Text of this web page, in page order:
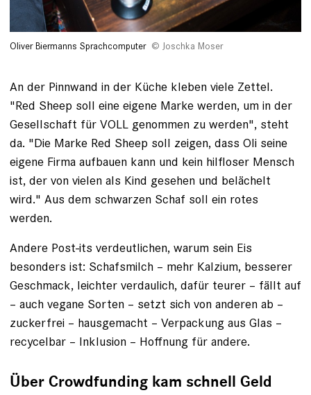
Oliver Biermanns Sprachcomputer Joschka Moser
An der Pinnwand in der Küche kleben viele Zettel.
"Red Sheep soll eine eigene ­Marke werden, um in der
Gesellschaft für VOLL genommen zu werden", steht
da. "Die ­Marke Red Sheep soll zeigen, dass Oli seine
eigene Firma aufbauen kann und kein hilfloser Mensch
ist, der von vielen als Kind gesehen und belächelt
wird." Aus dem schwarzen Schaf soll ein rotes
werden.
Andere Post-its verdeutlichen, warum sein Eis
besonders ist: Schafsmilch – mehr Kalzium, besserer
Geschmack, leichter verdaulich, dafür teurer – fällt auf
– auch vegane Sorten – setzt sich von anderen ab –
zuckerfrei – haus­gemacht – Verpackung aus Glas –
recycelbar – Inklusion – Hoffnung für andere.
Über Crowdfunding kam schnell Geld